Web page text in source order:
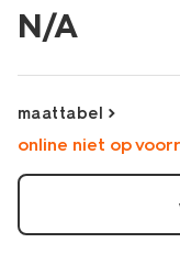
tech-
legging-
zwart-
1000001131.html
N/A
maattabel
online niet op